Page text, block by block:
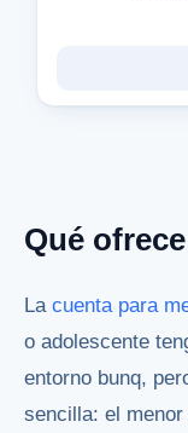
Qué
La cuenta para
o adolescente
entorno bunq,
sencilla: el